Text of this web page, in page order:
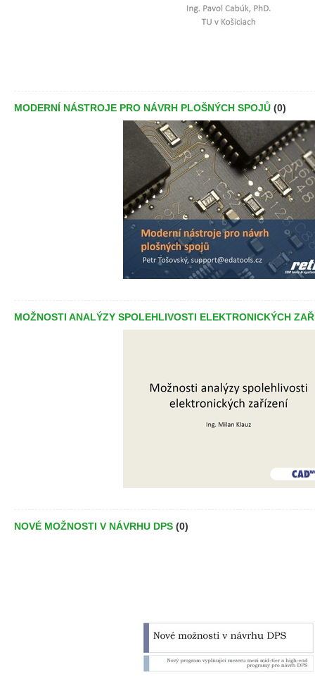
MODERNÍ NÁSTROJE PRO NÁVRH PLOŠNÝCH SPOJŮ (0)
MOŽNOSTI ANALÝZY SPOLEHLIVOSTI ELEKTRONICKÝCH
NOVÉ MOŽNOSTI V NÁVRHU DPS (0)